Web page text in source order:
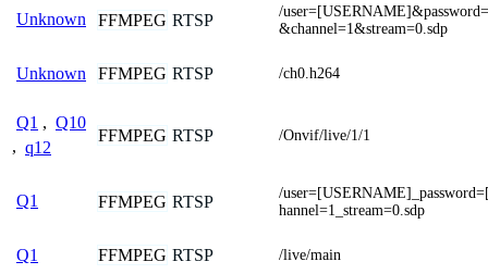
Unknown FFMPEG RTSP
/
&channel=1&stream=0.sdp
Unknown FFMPEG RTSP /ch0.h264
Q1 , Q10
, q12
FFMPEG RTSP /Onvif/live/1/1
Q1 FFMPEG RTSP
/
hannel=1_stream=0.sdp
Q1 FFMPEG RTSP /live/main